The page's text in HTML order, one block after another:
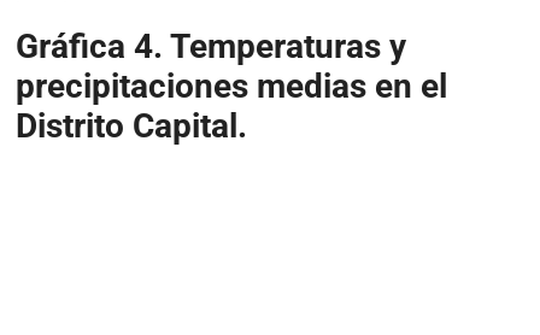
Gráfica 4. Temperaturas y
precipitaciones medias en el
Distrito Capital.